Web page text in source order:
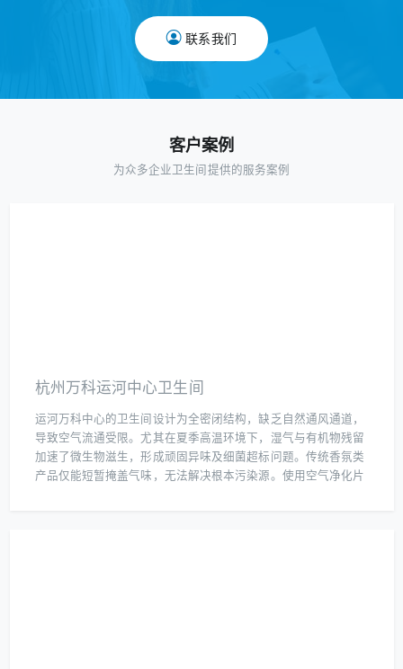
联系我们
客户案例
为众多企业卫生间提供的服务案例
杭州万科运河中心卫生间
运河万科中心的卫生间设计为全密闭结构，缺乏自然通风通道，
导致空气流通受限。尤其在夏季高温环境下，湿气与有机物残留
加速了微生物滋生，形成顽固异味及细菌超标问题。传统香氛类
产品仅能短暂掩盖气味，无法解决根本污染源。使用空气净化片